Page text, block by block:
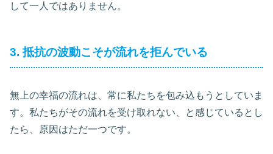
して一人ではありません。
3. 抵抗の波動こそが流れを拒んでいる
無上の幸福の流れは、常に私たちを包み込もうとしていま
す。私たちがその流れを受け取れない、と感じているとし
たら、原因はただ一つです。